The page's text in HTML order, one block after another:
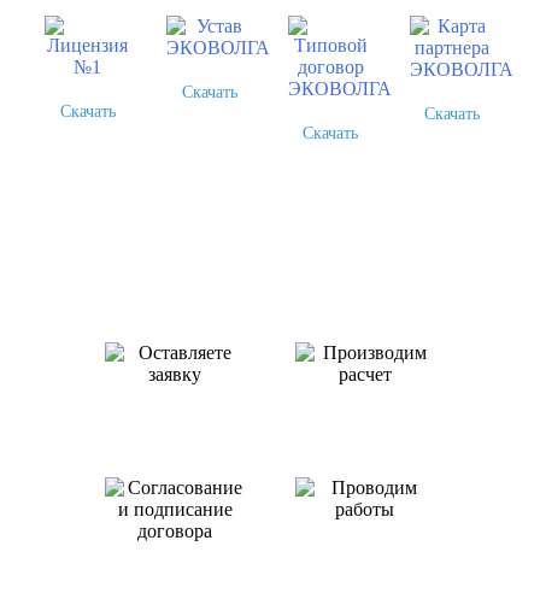
Скачать
Скачать
Скачать
Скачать